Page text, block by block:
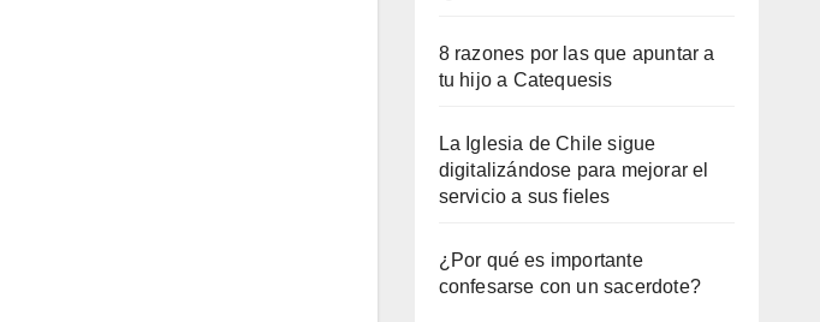
8 razones por las que apuntar a
tu hijo a Catequesis
La Iglesia de Chile sigue
digitalizándose para mejorar el
servicio a sus fieles
¿Por qué es importante
confesarse con un sacerdote?